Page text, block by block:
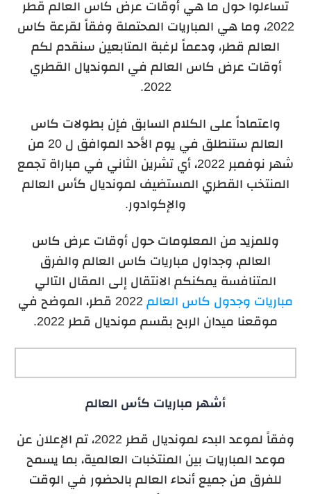
تساءلوا حول ما هي أوقات عرض كاس العالم قطر
2022، وما هي المباريات المحتملة وفقاً لقرعة كاس
العالم قطر، ودعماً لرغبة المتابعين سنقدم لكم
أوقات عرض كاس العالم في المونديال القطري
2022.
واعتماداً على الكلام السابق فإن بطولات كاس
العالم ستنطلق في يوم الأحد الموافق ل 20 من
شهر نوفمبر 2022، أي تشرين الثاني في مباراة تجمع
المنتخب القطري المستضيف لمونديال كأس العالم
والإكوادور.
وللمزيد من المعلومات حول أوقات عرض كاس
العالم، وجداول مباريات كاس العالم والفرق
المتنافسة يمكنكم الانتقال إلى المقال التالي
مباريات وجدول كاس العالم
2022 قطر، الموضح في
موقعنا ميدان الربح بقسم مونديال قطر 2022.
أشهر مباريات كأس العالم
وفقاً لموعد البدء لمونديال قطر 2022، تم الإعلان عن
موعد المباريات بين المنتخبات العالمية، بما يسمح
للفرق من جميع أنحاء العالم بالحضور في الوقت